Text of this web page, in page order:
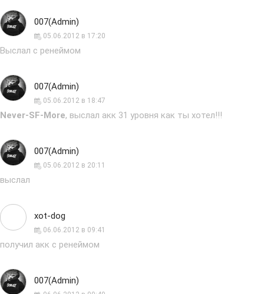
007(Admin)
05.06.2012 в 17:20
Выслал с ренеймом
007(Admin)
05.06.2012 в 18:47
Never-SF-More, выслал акк 31 уровня как ты хотел!!!
007(Admin)
05.06.2012 в 20:11
выслал
xot-dog
06.06.2012 в 09:41
получил акк с ренеймом
007(Admin)